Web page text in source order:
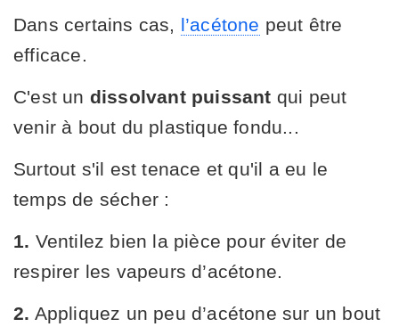
Dans certains cas, l’acétone peut être
efficace.
C'est un dissolvant puissant qui peut
venir à bout du plastique fondu...
Surtout s'il est tenace et qu'il a eu le
temps de sécher :
1. Ventilez bien la pièce pour éviter de
respirer les vapeurs d’acétone.
2. Appliquez un peu d’acétone sur un bout